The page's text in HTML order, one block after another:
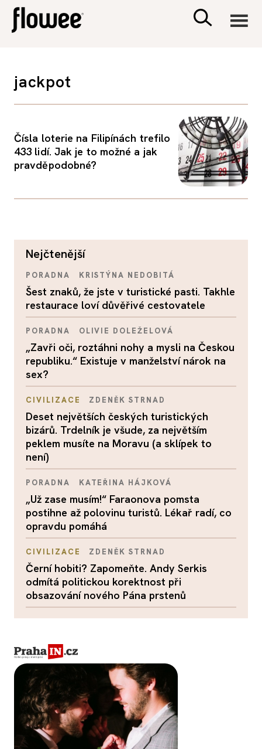
PSYCHOLOGIE
RODINA A DĚTI
PORADNA
jackpot
Čísla loterie na Filipínách trefilo
433 lidí. Jak je to možné a jak
pravděpodobné?
nejčtenější
PORADNA KRISTÝNA NEDOBITÁ
Šest znaků, že jste v turistické pasti. Takhle
restaurace loví důvěřivé cestovatele
PORADNA OLIVIE DOLEŽELOVÁ
„Zavři oči, roztáhni nohy a mysli na Českou
republiku.“ Existuje v manželství nárok na
sex?
CIVILIZACE ZDENĚK STRNAD
Deset největších českých turistických
bizárů. Trdelník je všude, za největším
peklem musíte na Moravu (a sklípek to
není)
PORADNA KATEŘINA HÁJKOVÁ
„Už zase musím!“ Faraonova pomsta
postihne až polovinu turistů. Lékař radí, co
opravdu pomáhá
CIVILIZACE ZDENĚK STRNAD
Černí hobiti? Zapomeňte. Andy Serkis
odmítá politickou korektnost při
obsazování nového Pána prstenů